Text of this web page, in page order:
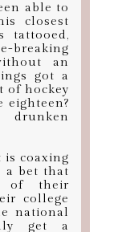
able to
closest
tattooed,
an
got a
of hockey
eighteen?
is coaxing
a bet that
of their
college
national
get a